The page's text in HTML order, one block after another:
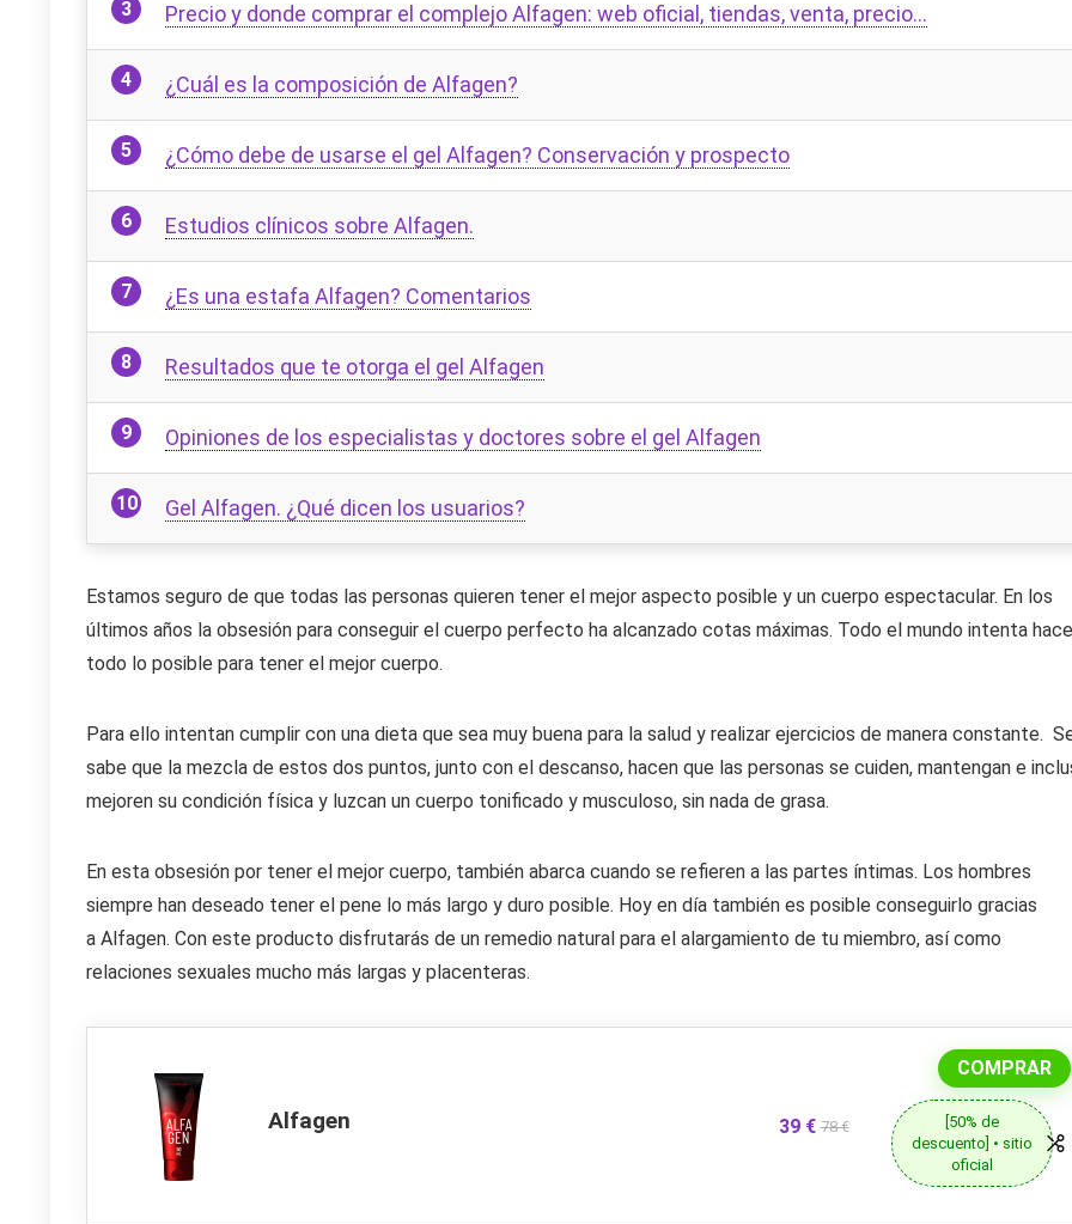
Precio y donde comprar el complejo Alfagen: web oficial, tiendas, venta, precio…
¿Cuál es la composición de Alfagen?
¿Cómo debe de usarse el gel Alfagen? Conservación y prospecto
Estudios clínicos sobre Alfagen.
¿Es una estafa Alfagen? Comentarios
Resultados que te otorga el gel Alfagen
Opiniones de los especialistas y doctores sobre el gel Alfagen
Gel Alfagen. ¿Qué dicen los usuarios?
Estamos seguro de que todas las personas quieren tener el mejor aspecto posible y un cuerpo espectacular. En los
últimos años la obsesión para conseguir el cuerpo perfecto ha alcanzado cotas máximas. Todo el mundo intenta
todo lo posible para tener el mejor cuerpo.
Para ello intentan cumplir con una dieta que sea muy buena para la salud y realizar ejercicios de manera constante.
sabe que la mezcla de estos dos puntos, junto con el descanso, hacen que las personas se cuiden, mantengan e
mejoren su condición física y luzcan un cuerpo tonificado y musculoso, sin nada de grasa.
En esta obsesión por tener el mejor cuerpo, también abarca cuando se refieren a las partes íntimas. Los hombres
siempre han deseado tener el pene lo más largo y duro posible. Hoy en día también es posible conseguirlo gracias
a Alfagen. Con este producto disfrutarás de un remedio natural para el alargamiento de tu miembro, así como
relaciones sexuales mucho más largas y placenteras.
Alfagen 39 € 78 €
COMPRAR
[50% de
descuento] • sitio
oficial